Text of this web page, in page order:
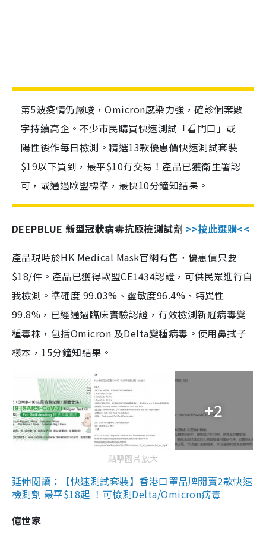
第5波疫情仍嚴峻，Omicron感染力強，確診個案數
字持續高企。不少市民購買快速測試「看門口」或
陽性後作每日檢測。精選13款優惠價快速測試套裝
$19以下買到，最平$10有交易！產品已獲衛生署認
可，或通過歐盟標準，最快10分鐘知結果。
DEEPBLUE 新型冠狀病毒抗原檢測試劑 >>按此選購<<
產品現時於HK Medical Mask官網有售，優惠價只要
$18/件。產品已獲得歐盟CE1434認證，可供民眾進行自
我檢測。準確度 99.03%、靈敏度96.4%、特異性
99.8%，已經通過臨床實驗認證，有效檢測新冠病毒變
種毒株，包括Omicron 及Delta變種病毒。使用鼻拭子
樣本，15分鐘知結果。
+2
點擊圖片放大
延伸閱讀：【快速測試套裝】香港口罩品牌開賣2款快速
檢測劑 最平$18起 ！可檢測Delta/Omicron病毒
億世家